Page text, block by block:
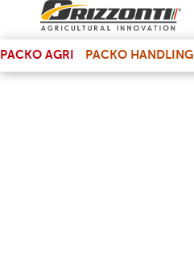
PACKO AGRI PACKO HANDLING